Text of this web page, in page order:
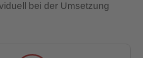
bei der Umsetzung